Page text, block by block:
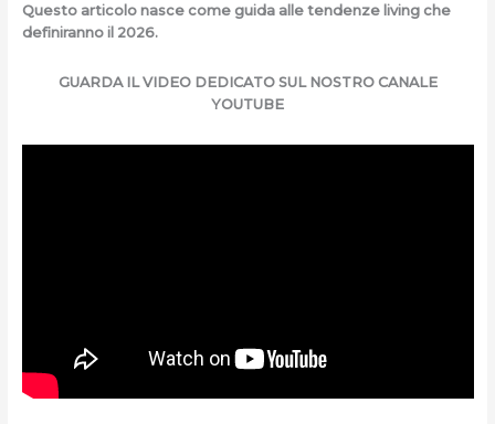
Questo articolo nasce come guida alle tendenze living che
definiranno il 2026.
GUARDA IL VIDEO DEDICATO SUL NOSTRO CANALE
YOUTUBE